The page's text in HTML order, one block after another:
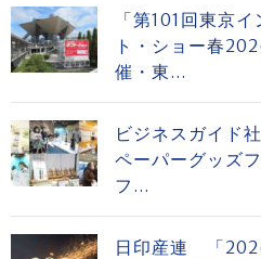
「第101回東京
ト・ショー春
催・東...
ビジネスガイド
ペーパーグッズ
フ...
日印産連 「